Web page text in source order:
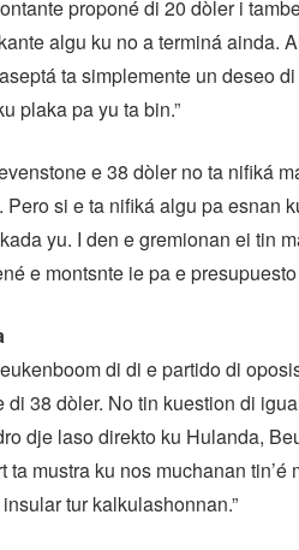
proponé di 20 dòler i
algu ku no a terminá ainda.
ta simplemente un deseo
plaka pa yu ta bin.”
e 38 dòler no ta nifiká
Pero si e ta nifiká algu pa esnan
yu. I den e gremionan ei tin
e montsnte ie pa e
di di e partido di
di 38 dòler. No tin kuestion di
dje laso direkto ku Hulanda,
ta mustra ku nos muchanan
tur kalkulashonnan.”